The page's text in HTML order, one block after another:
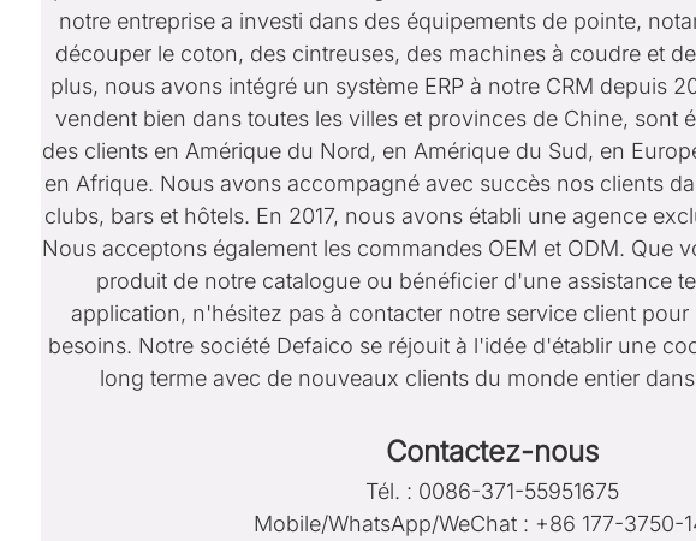
notre entreprise a investi dans des équipements de pointe,
découper le coton, des cintreuses, des machines à coudre et
plus, nous avons intégré un système ERP à notre CRM depuis
vendent bien dans toutes les villes et provinces de Chine, sont
des clients en Amérique du Nord, en Amérique du Sud, en
en Afrique. Nous avons accompagné avec succès nos clients
clubs, bars et hôtels. En 2017, nous avons établi une agence
Nous acceptons également les commandes OEM et ODM. Que
produit de notre catalogue ou bénéficier d'une assistance
application, n'hésitez pas à contacter notre service client
besoins. Notre société Defaico se réjouit à l'idée d'établir une
long terme avec de nouveaux clients du monde entier
Contactez-nous
Tél. : 0086-371-55951675
Mobile/WhatsApp/WeChat : +86 177-3750-